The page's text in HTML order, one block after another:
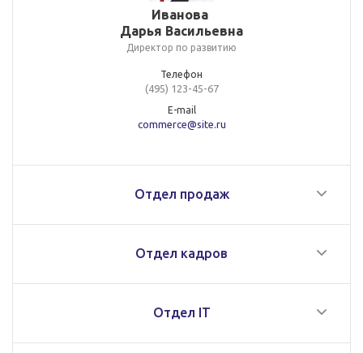
Иванова
Дарья Васильевна
Директор по развитию
Телефон
(495) 123-45-67
E-mail
commerce@site.ru
Отдел продаж
Отдел кадров
Отдел IT